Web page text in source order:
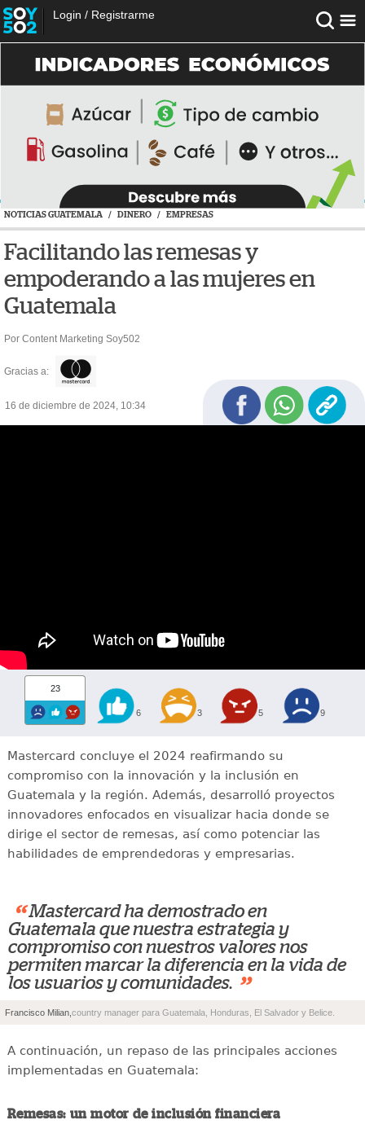
Login / Registrarme
NOTICIAS GUATEMALA / DINERO / EMPRESAS
Facilitando las remesas y
empoderando a las mujeres en
Guatemala
Por Content Marketing Soy502
Gracias a:
16 de diciembre de 2024, 10:34
23
6 3 5 9
Mastercard concluye el 2024 reafirmando su
compromiso con la innovación y la inclusión en
Guatemala y la región. Además, desarrolló proyectos
innovadores enfocados en visualizar hacia donde se
dirige el sector de remesas, así como potenciar las
habilidades de emprendedoras y empresarias.
“ Mastercard ha demostrado en
Guatemala que nuestra estrategia y
compromiso con nuestros valores nos
permiten marcar la diferencia en la vida de
los usuarios y comunidades. ”
Francisco Milian, country manager para Guatemala, Honduras, El Salvador y Belice.
A continuación, un repaso de las principales acciones
implementadas en Guatemala:
Remesas: un motor de inclusión financiera